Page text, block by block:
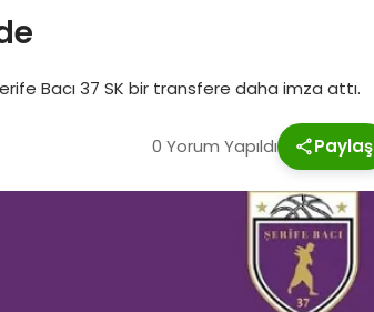
Bacı 37 SK bir transfere daha imza attı.
0 Yorum Yapıldı Paylaş